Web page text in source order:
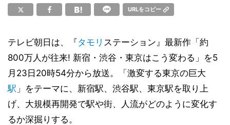
URLをコピー
テレビ朝日は、『タモリ ステーション』最新作「約
800万人が往来! 新宿・渋谷・東京はこう変わる」を5
月23日20時54分から放送。「激変する東京の巨大
駅 」をテーマに、新宿駅、渋谷駅、東京駅を取り上
げ、大規模再開発で駅や街、人流がどのように変化す
るか深掘りする。